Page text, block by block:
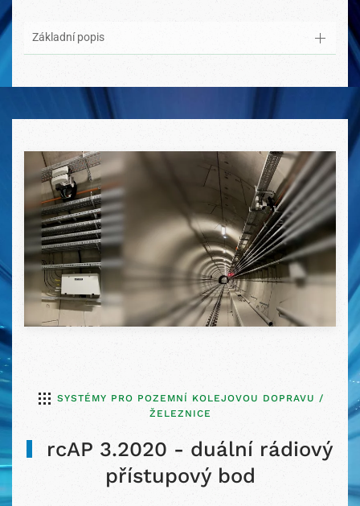
Základní popis
SYSTÉMY PRO POZEMNÍ KOLEJOVOU DOPRAVU /
ŽELEZNICE
rcAP 3.2020 - duální rádiový
přístupový bod